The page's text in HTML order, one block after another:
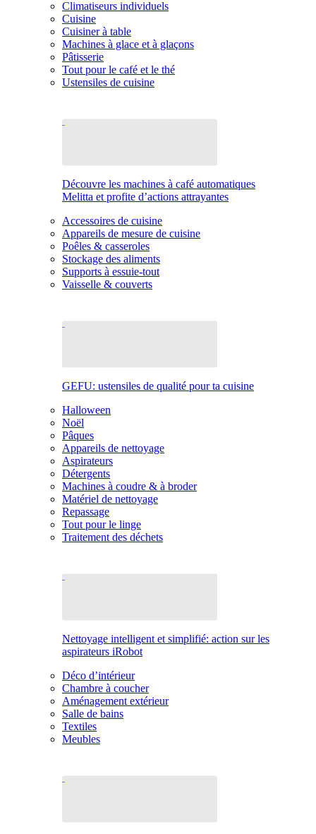
Climatiseurs individuels
Cuisine
Cuisiner à table
Machines à glace et à glaçons
Pâtisserie
Tout pour le café et le thé
Ustensiles de cuisine
Découvre les machines à café automatiques
Melitta et profite d’actions attrayantes
Accessoires de cuisine
Appareils de mesure de cuisine
Poêles & casseroles
Stockage des aliments
Supports à essuie-tout
Vaisselle & couverts
GEFU: ustensiles de qualité pour ta cuisine
Halloween
Noël
Pâques
Appareils de nettoyage
Aspirateurs
Détergents
Machines à coudre & à broder
Matériel de nettoyage
Repassage
Tout pour le linge
Traitement des déchets
Nettoyage intelligent et simplifié: action sur les
aspirateurs iRobot
Déco d’intérieur
Chambre à coucher
Aménagement extérieur
Salle de bains
Textiles
Meubles